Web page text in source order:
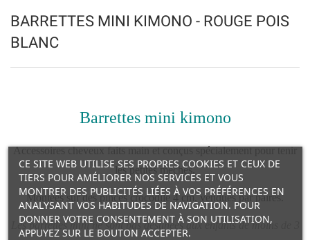
BARRETTES MINI KIMONO - ROUGE POIS
BLANC
Barrettes mini kimono
Accessoires cheveux faits main et conçus spécialement pour tenir
les petites mèches.
Montées sur des pinces crocodile 4 cm, vendues par paires.
Les barrettes mini ne sont pas destinées aux enfants de moins de 3
CE SITE WEB UTILISE SES PROPRES COOKIES ET CEUX DE
TIERS POUR AMÉLIORER NOS SERVICES ET VOUS
MONTRER DES PUBLICITÉS LIÉES À VOS PRÉFÉRENCES EN
ANALYSANT VOS HABITUDES DE NAVIGATION. POUR
DONNER VOTRE CONSENTEMENT À SON UTILISATION,
APPUYEZ SUR LE BOUTON ACCEPTER.